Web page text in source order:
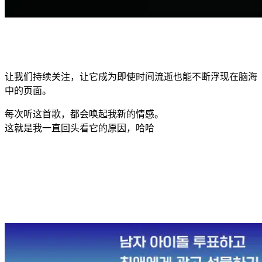
让我们持续关注，让它成为即使时间流逝也能不断浮现在脑海
中的页面。
每次听这首歌，都会唤起我新的情感。
这就是我一直回头看它的原因，哈哈